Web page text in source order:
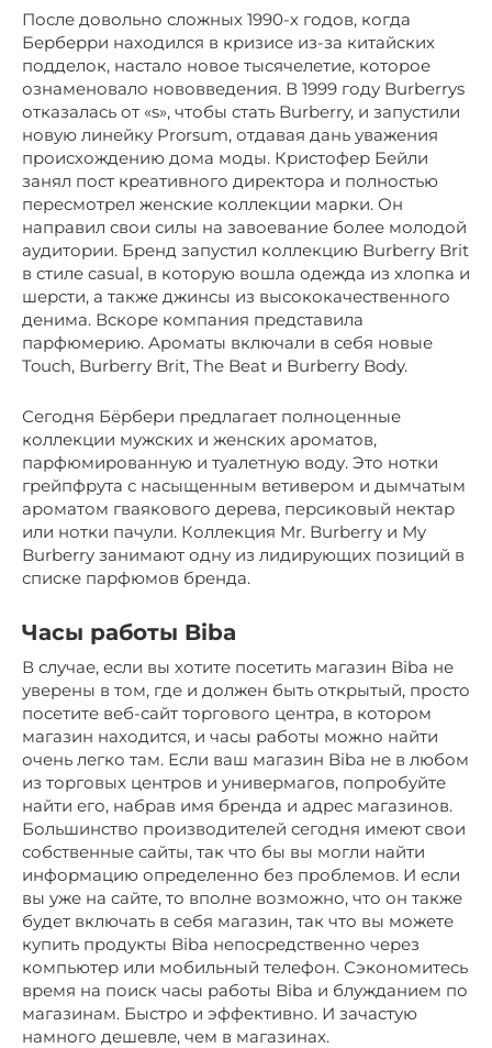
После довольно сложных 1990-х годов, когда
Берберри находился в кризисе из-за китайских
подделок, настало новое тысячелетие, которое
ознаменовало нововведения. В 1999 году Burberrys
отказалась от «s», чтобы стать Burberry, и запустили
новую линейку Prorsum, отдавая дань уважения
происхождению дома моды. Кристофер Бейли
занял пост креативного директора и полностью
пересмотрел женские коллекции марки. Он
направил свои силы на завоевание более молодой
аудитории. Бренд запустил коллекцию Burberry Brit
в стиле casual, в которую вошла одежда из хлопка и
шерсти, а также джинсы из высококачественного
денима. Вскоре компания представила
парфюмерию. Ароматы включали в себя новые
Touch, Burberry Brit, The Beat и Burberry Body.
Сегодня Бёрбери предлагает полноценные
коллекции мужских и женских ароматов,
парфюмированную и туалетную воду. Это нотки
грейпфрута с насыщенным ветивером и дымчатым
ароматом гваякового дерева, персиковый нектар
или нотки пачули. Коллекция Mr. Burberry и My
Burberry занимают одну из лидирующих позиций в
списке парфюмов бренда.
Часы работы Biba
В случае, если вы хотите посетить магазин Biba не
уверены в том, где и должен быть открытый, просто
посетите веб-сайт торгового центра, в котором
магазин находится, и часы работы можно найти
очень легко там. Если ваш магазин Biba не в любом
из торговых центров и универмагов, попробуйте
найти его, набрав имя бренда и адрес магазинов.
Большинство производителей сегодня имеют свои
собственные сайты, так что бы вы могли найти
информацию определенно без проблемов. И если
вы уже на сайте, то вполне возможно, что он также
будет включать в себя магазин, так что вы можете
купить продукты Biba непосредственно через
компьютер или мобильный телефон. Сэкономитесь
время на поиск часы работы Biba и блужданием по
магазинам. Быстро и эффективно. И зачастую
намного дешевле, чем в магазинах.